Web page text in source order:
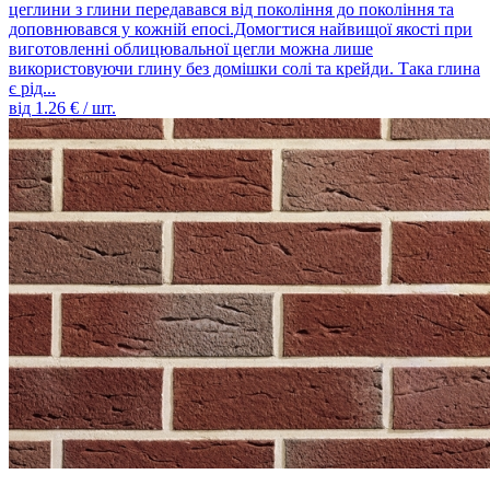
цеглини з глини передавався від покоління до покоління та
доповнювався у кожній епосі.Домогтися найвищої якості при
виготовленні облицювальної цегли можна лише
використовуючи глину без домішки солі та крейди. Така глина
є рід...
від 1.26 € / шт.